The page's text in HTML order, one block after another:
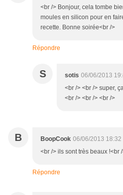
<br /> Bonjour, cela tombe
moules en silicon pour en
recette. Bonne soirée<br />
Répondre
S sotis 06/06/2013
<br /> <br /> super,
<br /> <br /> <br />
B BoopCook 06/06/2013 18:32
<br /> ils sont très beaux !<br
Répondre